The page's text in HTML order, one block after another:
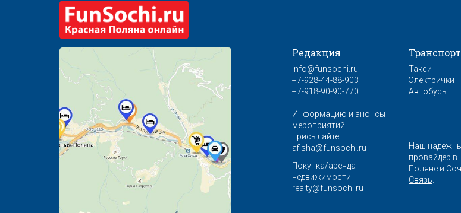
Редакция
info@funsochi.ru
+7-928-44-88-903
+7-918-90-90-770
Информацию и анонсы
мероприятий
присылайте:
afisha@funsochi.ru
Покупка/аренда
недвижимости
realty@funsochi.ru
Транспорт
Такси
Электрички
Автобусы
Наш
провайдер в
Поляне и
Связь